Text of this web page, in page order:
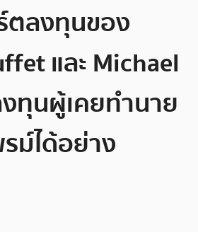
ลงทุนของ
และ Michael
ทุนผู้เคยทำนาย
ม์ได้อย่าง